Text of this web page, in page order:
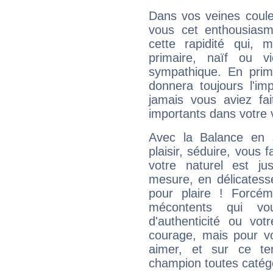
Dans vos veines
vous cet
cette rapidité qui,
primaire, naïf ou
sympathique. En
donnera toujours
jamais vous aviez
importants dans votre
Avec la Balance en
plaisir, séduire, vous
votre naturel est
mesure, en
pour plaire !
mécontents qui
d'authenticité ou
courage, mais pour
aimer, et sur ce
champion toutes